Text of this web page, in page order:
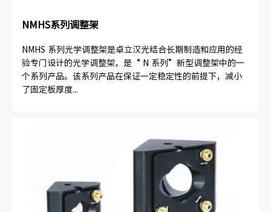
NMHS系列调整架
NMHS 系列光学调整架是卓立汉光结合长期制造和应用的经
验专门设计的光学调整架，是“ N 系列”新型调整架中的一
个系列产品。该系列产品在保证一定稳定性的前提下，减小
了固定板厚度...